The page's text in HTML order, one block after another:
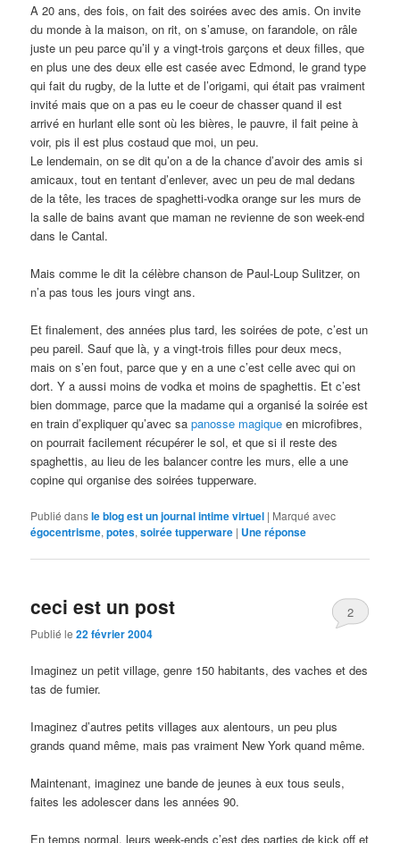
A 20 ans, des fois, on fait des soirées avec des amis. On invite
du monde à la maison, on rit, on s’amuse, on farandole, on râle
juste un peu parce qu’il y a vingt-trois garçons et deux filles, que
en plus une des deux elle est casée avec Edmond, le grand type
qui fait du rugby, de la lutte et de l’origami, qui était pas vraiment
invité mais que on a pas eu le coeur de chasser quand il est
arrivé en hurlant elle sont où les bières, le pauvre, il fait peine à
voir, pis il est plus costaud que moi, un peu.
Le lendemain, on se dit qu’on a de la chance d’avoir des amis si
amicaux, tout en tentant d’enlever, avec un peu de mal dedans
de la tête, les traces de spaghetti-vodka orange sur les murs de
la salle de bains avant que maman ne revienne de son week-end
dans le Cantal.
Mais comme le dit la célèbre chanson de Paul-Loup Sulitzer, on
n’a pas tous les jours vingt ans.
Et finalement, des années plus tard, les soirées de pote, c’est un
peu pareil. Sauf que là, y a vingt-trois filles pour deux mecs,
mais on s’en fout, parce que y en a une c’est celle avec qui on
dort. Y a aussi moins de vodka et moins de spaghettis. Et c’est
bien dommage, parce que la madame qui a organisé la soirée est
en train d’expliquer qu’avec sapanosse magique en microfibres,
on pourrait facilement récupérer le sol, et que si il reste des
spaghettis, au lieu de les balancer contre les murs, elle a une
copine qui organise des soirées tupperware.
Publié dansle blog est un journal intime virtuel | Marqué avec
égocentrisme,potes,soirée tupperware | Uneréponse
ceci est un post
Publié le22 février 2004
2
Imaginez un petit village, genre 150 habitants, des vaches et des
tas de fumier.
Imaginez d’autres petits villages aux alentours, un peu plus
grands quand même, mais pas vraiment New York quand même.
Maintenant, imaginez une bande de jeunes à eux tous seuls,
faites les adolescer dans les années 90.
En temps normal, leurs week-ends c’est des parties de kick off et